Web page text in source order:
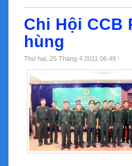
Chi Hội CCB
hùng
Thứ hai, 25 Tháng 4 2011 06:49